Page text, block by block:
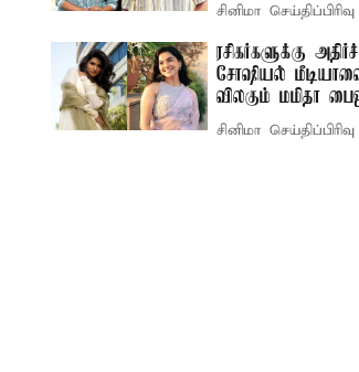
சினிமா செய்திப்பிரிவு
ரசிகர்களுக்கு
சோஷியல்
விலகும் மமிதா
சினிமா செய்திப்பிரிவு